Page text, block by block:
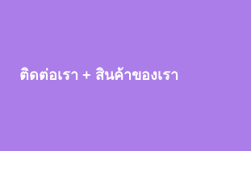
ติดต่อเรา + สินค้าของเรา